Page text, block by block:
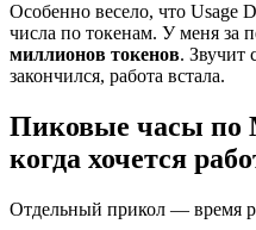
Особенно весело, что Usage
числа по токенам. У меня за
миллионов токенов. Звучит
закончился, работа встала.
Пиковые часы по
когда хочется
Отдельный прикол — время